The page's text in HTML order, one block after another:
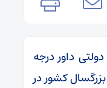
داور درجه
کشور در